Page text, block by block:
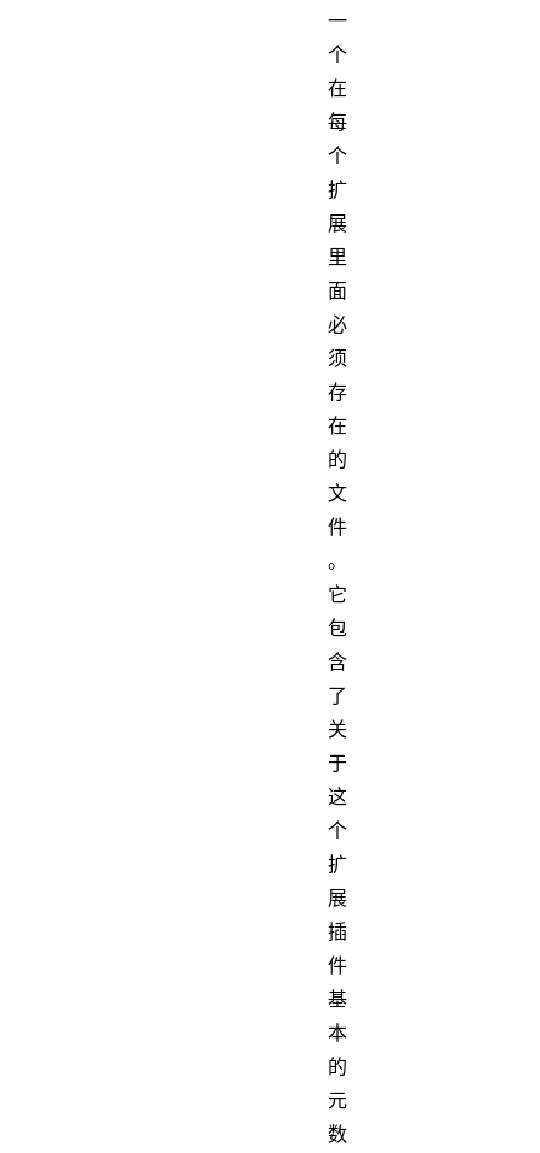
一
个
在
每
个
扩
展
里
面
必
须
存
在
的
文
件
。
它
包
含
了
关
于
这
个
扩
展
插
件
基
本
的
元
数